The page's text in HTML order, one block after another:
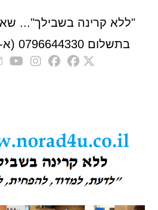
קרינה בשבילך"... שאלות,
0796644330 (א-ה 09:00-12:00)